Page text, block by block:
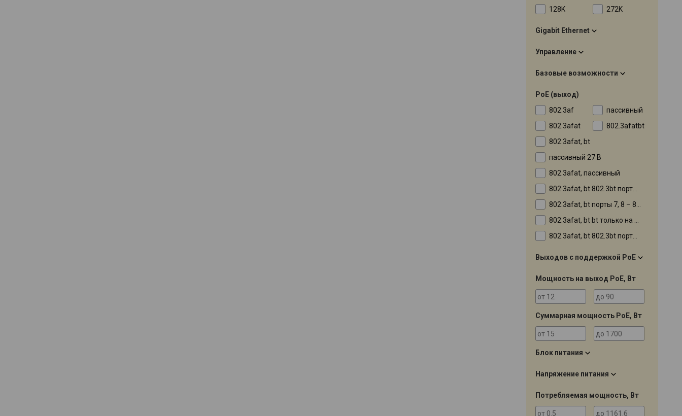
128K
272K
Gigabit Ethernet
Управление
Базовые возможности
PoE (выход)
802.3af
пассивный
802.3afat
802.3afatbt
802.3afat, bt
пассивный 27 В
802.3afat, пассивный
802.3afat, bt 802.3bt порты 1 – 4
802.3afat, bt порты 7, 8 – 802.3bt
802.3afat, bt bt только на 1 порту
802.3afat, bt 802.3bt порты 21 – 24
Выходов с поддержкой PoE
Мощность на выход PoE, Вт
Суммарная мощность PoE, Вт
Блок питания
Напряжение питания
Потребляемая мощность, Вт